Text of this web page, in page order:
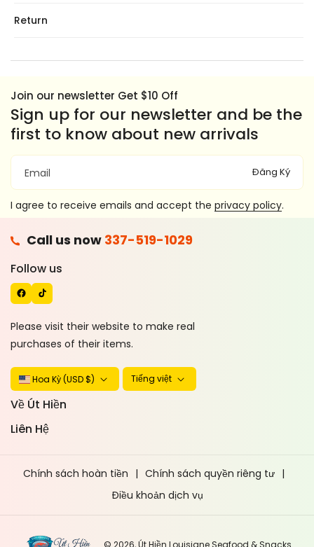
Return
Join our newsletter Get $10 Off
Sign up for our newsletter and be the
first to know about new arrivals
Email Đăng Ký
I agree to receive emails and accept the privacy policy.
Call us now 337-519-1029
Follow us
C
E
B
O
O
T
I
K
T
O
K
Please visit their website to make real
purchases of their items.
Hoa Kỳ (USD $) Tiếng việt
Về Út Hiền
Liên Hệ
Chính sách hoàn tiền
Chính sách quyền riêng tư
Điều khoản dịch vụ
© 2026,Út Hiền Louisiane Seafood & Snacks